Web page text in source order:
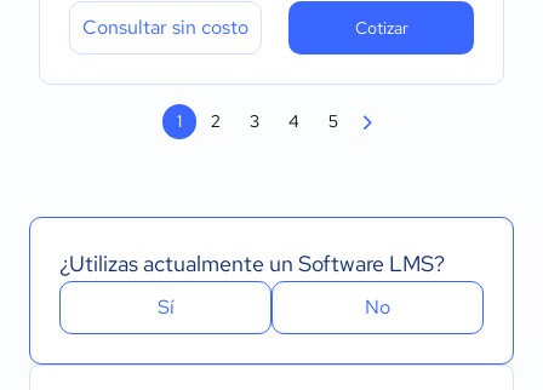
Consultar sin costo Cotizar
1 2 3 4 5
¿Utilizas actualmente un Software LMS?
Sí No